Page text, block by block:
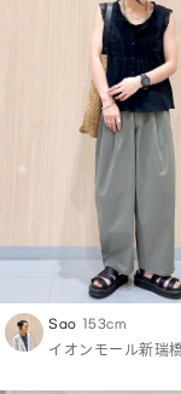
Sao 153cm
イオンモール新瑞